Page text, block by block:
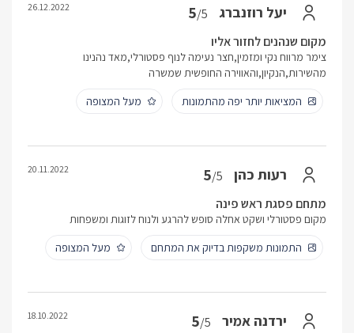
יעל רוזנברג 5/5
26.12.2022
מקום שנהנים לחזור אליו
צימר מרווח נקי ומזמין,חצר נעימה לנוף פסטורלי,מאד נהנינו
מהשירות,הנקיון,והאווירה החופשית שמשרה
המציאות יותר יפה מהתמונות
מעל המצופה
רעות כהן 5/5
20.11.2022
מתחם פסגת ראש פינה
מקום פסטורלי ושקט אחלה סופש להרגע ולנוח לזוגות ומשפחות
התמונות משקפות בדיוק את המתחם
מעל המצופה
ירדנה אמיר 5/5
18.10.2022